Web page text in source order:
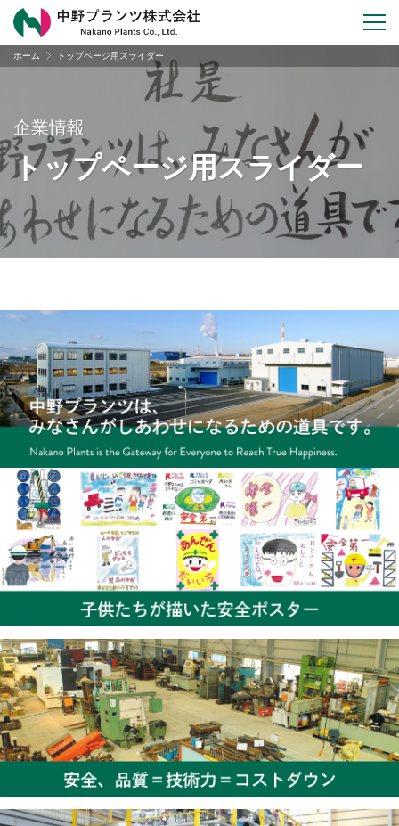
ホーム トップページ用スライダー
企業情報
トップページ用スライダー